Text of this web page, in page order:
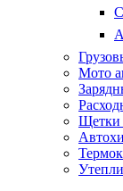
Мото
Щетки